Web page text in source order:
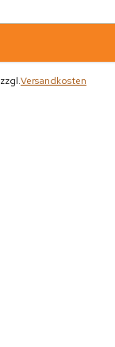
zzgl.Versandkosten